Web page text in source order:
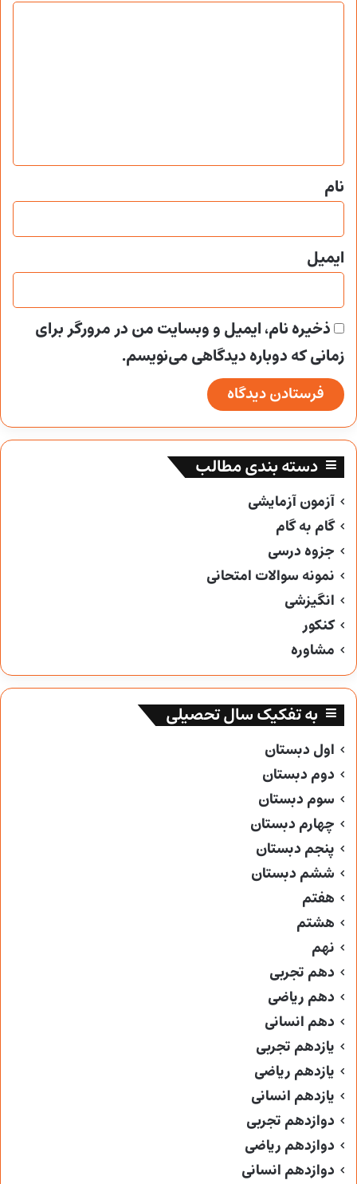
*
نام
ایمیل
ذخیره نام، ایمیل و وبسایت من در مرورگر برای
زمانی که دوباره دیدگاهی می‌نویسم.
دسته بندی مطالب
آزمون آزمایشی
گام به گام
جزوه درسی
نمونه سوالات امتحانی
انگیزشی
کنکور
مشاوره
به تفکیک سال تحصیلی
اول دبستان
دوم دبستان
سوم دبستان
چهارم دبستان
پنجم دبستان
ششم دبستان
هفتم
هشتم
نهم
دهم تجربی
دهم ریاضی
دهم انسانی
یازدهم تجربی
یازدهم ریاضی
یازدهم انسانی
دوازدهم تجربی
دوازدهم ریاضی
دوازدهم انسانی